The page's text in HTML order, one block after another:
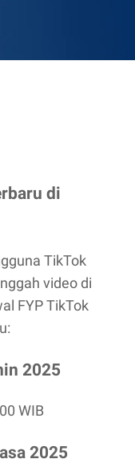
di
TikTok
video di
FYP TikTok
2025
WIB
2025